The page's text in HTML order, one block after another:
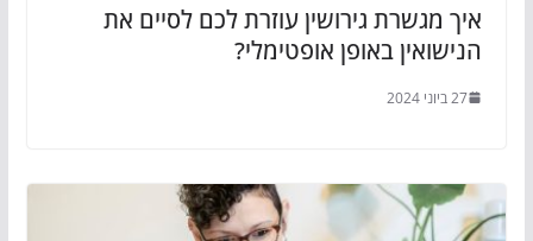
איך מגשרת גירושין עוזרת לכם לסיים את
הנישואין באופן אופטימלי?
27 ביוני 2024